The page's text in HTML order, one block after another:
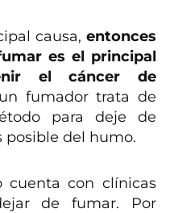
causa, entonces
es el principal
el cáncer de
fumador trata de
para deje de
posible del humo.
cuenta con clínicas
de fumar. Por